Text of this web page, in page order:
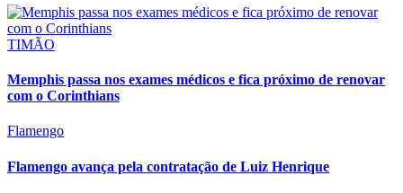
TIMÃO
Memphis passa nos exames médicos e fica próximo de renovar
com o Corinthians
Flamengo
Flamengo avança pela contratação de Luiz Henrique